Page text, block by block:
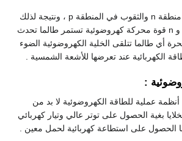
الإلكترونات تتجمع في منطقة n والثقوب في المنطقة p ، ونتيجة لذلك
تظهر بين المنطقتين p و n قوة محركة كهروضوئية تستمر طالما تحدث
أي طالما تتلقى الخلية الكهروضوئية الضوء
الكهربائية عند تعرضها للأشعة الشمسية .
:
عملية للطاقة الكهروضوئية لا بد من
بغية الحصول على توتر عالي وتيار كهربائي
الحصول على استطاعة كهربائية لحمل معين .